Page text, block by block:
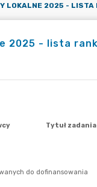
2025 - lista